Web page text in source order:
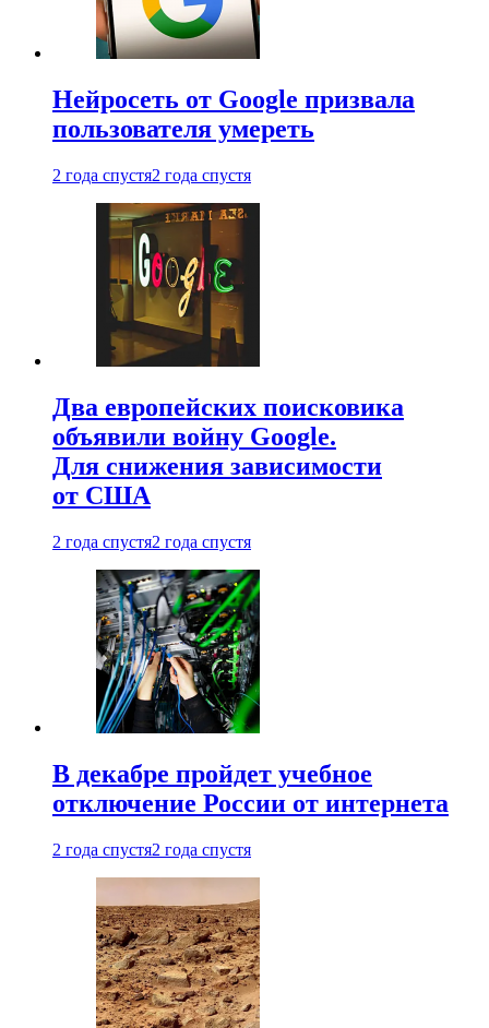
Нейросеть от Google призвала
пользователя умереть
2 года спустя2 года спустя
Два европейских поисковика
объявили войну Google.
Для снижения зависимости
от США
2 года спустя2 года спустя
В декабре пройдет учебное
отключение России от интернета
2 года спустя2 года спустя